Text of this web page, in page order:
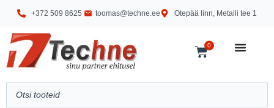
+372 509 8625 toomas@techne.ee Otepää linn, Metalli tee 1
0